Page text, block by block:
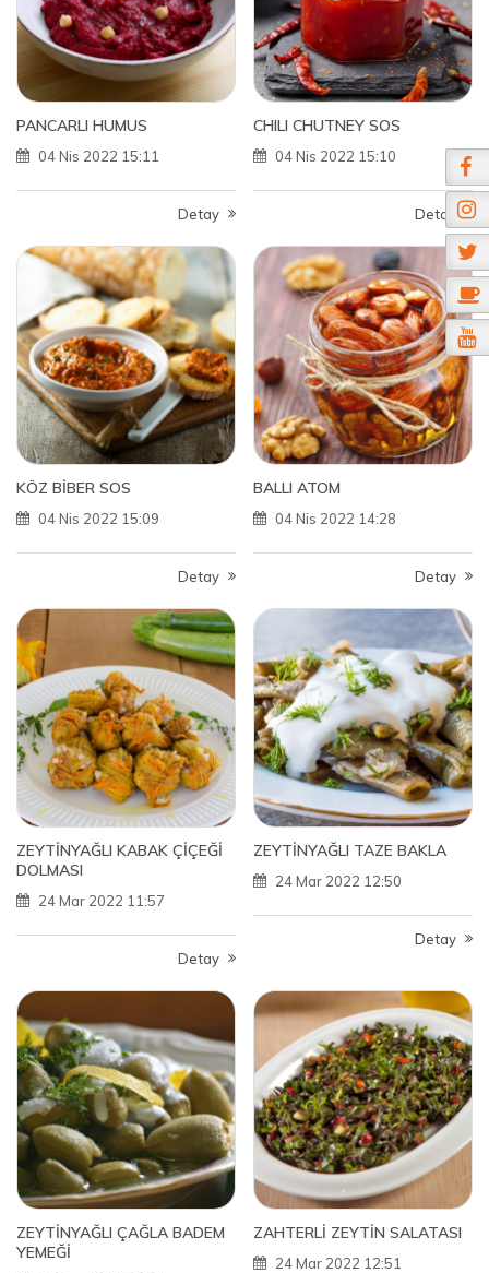
PANCARLI HUMUS
04 Nis 2022 15:11
Detay
CHILI CHUTNEY SOS
04 Nis 2022 15:10
Detay
KÖZ BİBER SOS
04 Nis 2022 15:09
Detay
BALLI ATOM
04 Nis 2022 14:28
Detay
ZEYTİNYAĞLI KABAK ÇİÇEĞİ
DOLMASI
24 Mar 2022 11:57
Detay
ZEYTİNYAĞLI TAZE BAKLA
24 Mar 2022 12:50
Detay
ZEYTİNYAĞLI ÇAĞLA BADEM
YEMEĞİ
ZAHTERLİ ZEYTİN SALATASI
24 Mar 2022 12:51